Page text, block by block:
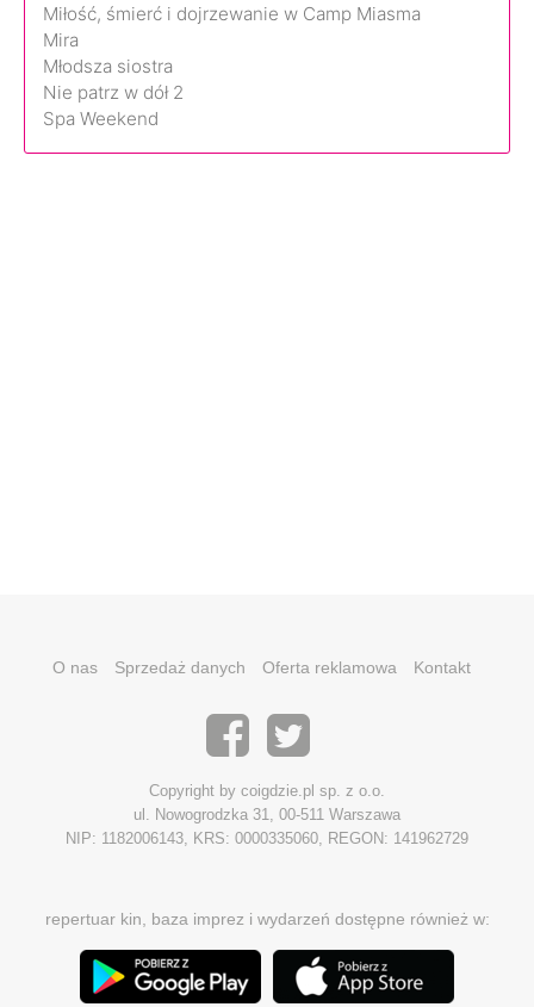
Miłość, śmierć i dojrzewanie w Camp Miasma
Mira
Młodsza siostra
Nie patrz w dół 2
Spa Weekend
O nas Sprzedaż danych Oferta reklamowa Kontakt
Copyright by coigdzie.pl sp. z o.o.
ul. Nowogrodzka 31, 00-511 Warszawa
NIP: 1182006143, KRS: 0000335060, REGON: 141962729
repertuar kin, baza imprez i wydarzeń dostępne również w: